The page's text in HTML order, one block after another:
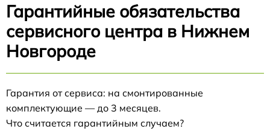
Гарантийные обязательства
сервисного центра в Нижнем
Новгороде
Гарантия от сервиса: на смонтированные
комплектующие — до 3 месяцев.
Что считается гарантийным случаем?